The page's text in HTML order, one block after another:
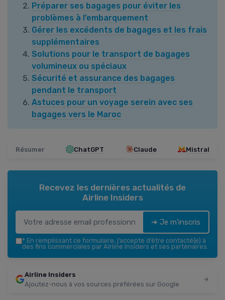
Préparer ses bagages pour éviter les
problèmes à l’embarquement
Gérer les excédents de bagages et les frais
supplémentaires
Solutions pour le transport de bagages
volumineux ou spéciaux
Sécurité et assurance des bagages
pendant le transport
Astuces pour un voyage serein avec ses
bagages vers le Maroc
Résumer ChatGPT Claude Mistral
Recevez les dernières actualités de
Airline Insiders
➔ Je m'inscris
* En remplissant ce formulaire, j’accepte d’être contacté(e) à
des fins commerciales par Airline Insiders et ses partenaires.
Airline Insiders
Ajoutez-nous à vos sources préférées sur Google